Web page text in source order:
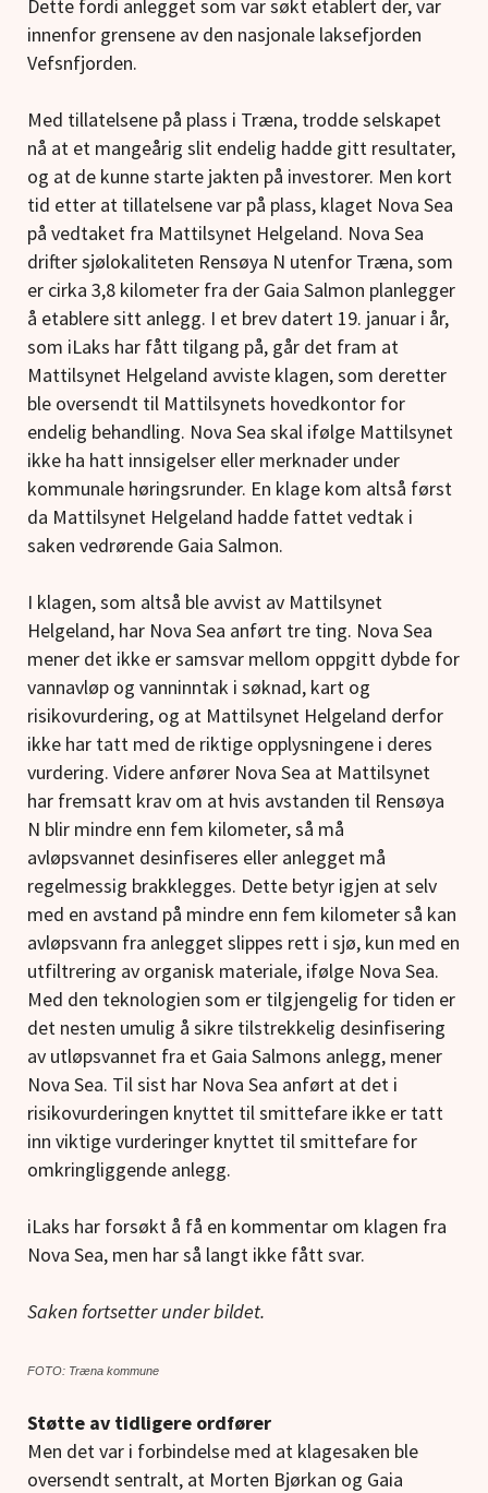
Dette fordi anlegget som var søkt etablert der, var
innenfor grensene av den nasjonale laksefjorden
Vefsnfjorden.
Med tillatelsene på plass i Træna, trodde selskapet
nå at et mangeårig slit endelig hadde gitt resultater,
og at de kunne starte jakten på investorer. Men kort
tid etter at tillatelsene var på plass, klaget Nova Sea
på vedtaket fra Mattilsynet Helgeland. Nova Sea
drifter sjølokaliteten Rensøya N utenfor Træna, som
er cirka 3,8 kilometer fra der Gaia Salmon planlegger
å etablere sitt anlegg. I et brev datert 19. januar i år,
som iLaks har fått tilgang på, går det fram at
Mattilsynet Helgeland avviste klagen, som deretter
ble oversendt til Mattilsynets hovedkontor for
endelig behandling. Nova Sea skal ifølge Mattilsynet
ikke ha hatt innsigelser eller merknader under
kommunale høringsrunder. En klage kom altså først
da Mattilsynet Helgeland hadde fattet vedtak i
saken vedrørende Gaia Salmon.
I klagen, som altså ble avvist av Mattilsynet
Helgeland, har Nova Sea anført tre ting. Nova Sea
mener det ikke er samsvar mellom oppgitt dybde for
vannavløp og vanninntak i søknad, kart og
risikovurdering, og at Mattilsynet Helgeland derfor
ikke har tatt med de riktige opplysningene i deres
vurdering. Videre anfører Nova Sea at Mattilsynet
har fremsatt krav om at hvis avstanden til Rensøya
N blir mindre enn fem kilometer, så må
avløpsvannet desinfiseres eller anlegget må
regelmessig brakklegges. Dette betyr igjen at selv
med en avstand på mindre enn fem kilometer så kan
avløpsvann fra anlegget slippes rett i sjø, kun med en
utfiltrering av organisk materiale, ifølge Nova Sea.
Med den teknologien som er tilgjengelig for tiden er
det nesten umulig å sikre tilstrekkelig desinfisering
av utløpsvannet fra et Gaia Salmons anlegg, mener
Nova Sea. Til sist har Nova Sea anført at det i
risikovurderingen knyttet til smittefare ikke er tatt
inn viktige vurderinger knyttet til smittefare for
omkringliggende anlegg.
iLaks har forsøkt å få en kommentar om klagen fra
Nova Sea, men har så langt ikke fått svar.
Saken fortsetter under bildet.
FOTO: Træna kommune
Støtte av tidligere ordfører
Men det var i forbindelse med at klagesaken ble
oversendt sentralt, at Morten Bjørkan og Gaia